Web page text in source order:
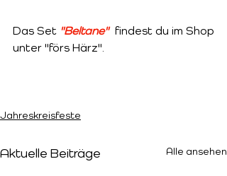
Das Set "Beltane" findest du im Shop
unter "förs Härz".
Jahreskreisfeste
Aktuelle Beiträge Alle ansehen